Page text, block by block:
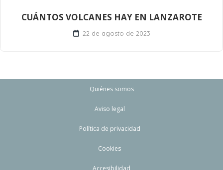
CUÁNTOS VOLCANES HAY EN LANZAROTE
22 de agosto de 2023
Quiénes somos
Aviso legal
Política de privacidad
Cookies